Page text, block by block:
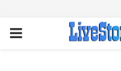
ПЕРВИЧНОЕ